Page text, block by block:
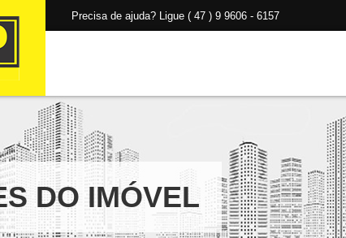
Precisa de ajuda? Ligue ( 47 ) 9 9606 - 6157
DO IMÓVEL